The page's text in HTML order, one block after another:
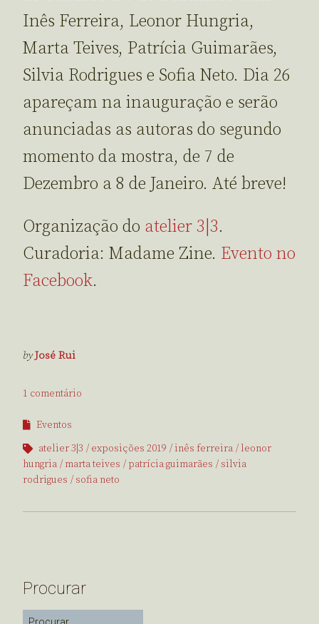
Inês Ferreira, Leonor Hungria,
Marta Teives, Patrícia Guimarães,
Silvia Rodrigues e Sofia Neto. Dia 26
apareçam na inauguração e serão
anunciadas as autoras do segundo
momento da mostra, de 7 de
Dezembro a 8 de Janeiro. Até breve!
Organização do atelier 3|3.
Curadoria: Madame Zine. Evento no
Facebook.
byJosé Rui
1 comentário
Eventos
atelier 3|3
exposições 2019 inês ferreira
leonor
hungria
marta teives patrícia guimarães
silvia
rodrigues
sofia neto
Procurar